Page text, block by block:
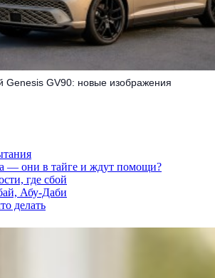
Genesis GV90: новые изображения
— они в тайге и ждут помощи?
где сбой
Абу-Даби
делать